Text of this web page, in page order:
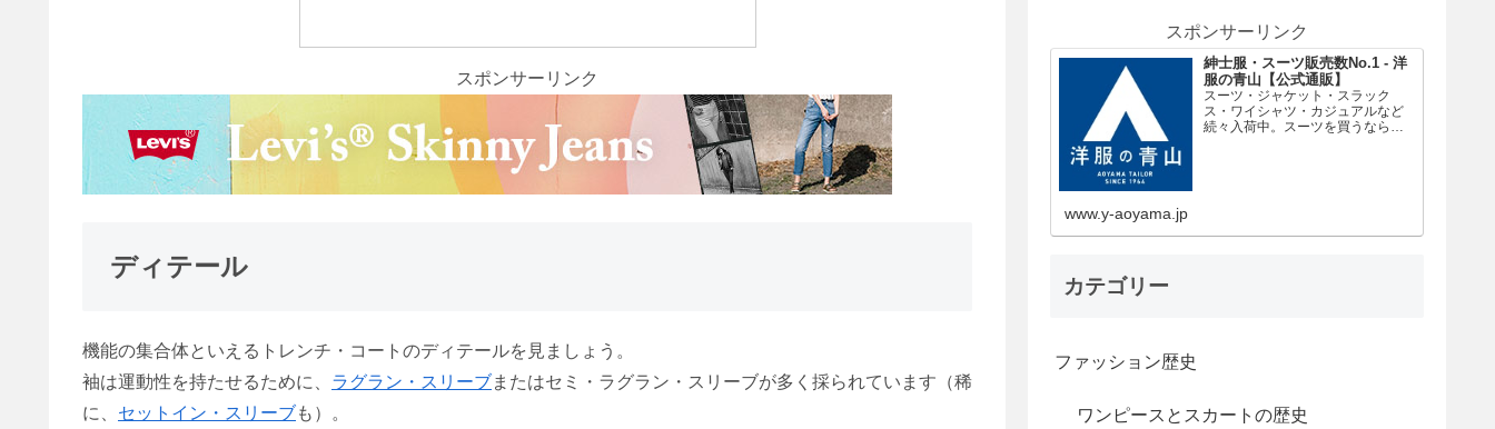
スポンサーリンク
ディテール
機能の集合体といえるトレンチ・コートのディテールを見ましょう。
袖は運動性を持たせるために、 ラグラン・スリーブまたはセミ・ラグラン・スリーブが多く採られています（稀
に、 セットイン・スリーブも）。
スポンサーリンク
紳士服・スーツ販売数No.1 - 洋
服の青山【公式通販】
スーツ・ジャケット・スラック
ス・ワイシャツ・カジュアルなど
続々入荷中。スーツを買うなら紳
www.y-aoyama.jp
カテゴリー
ファッション歴史
ワンピースとスカートの歴史